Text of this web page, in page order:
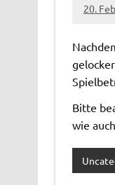
20.
Bitte
wie